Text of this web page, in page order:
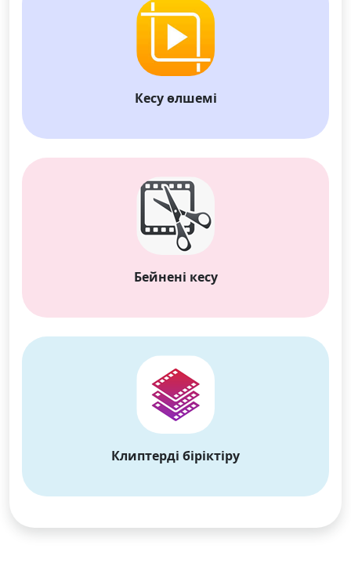
Кесу өлшемі
Бейнені кесу
Клиптерді біріктіру
Ελληνικά
हिंदी
Bahasa Melayu
ไทย
Polskie
Gaeilge
繁體中文